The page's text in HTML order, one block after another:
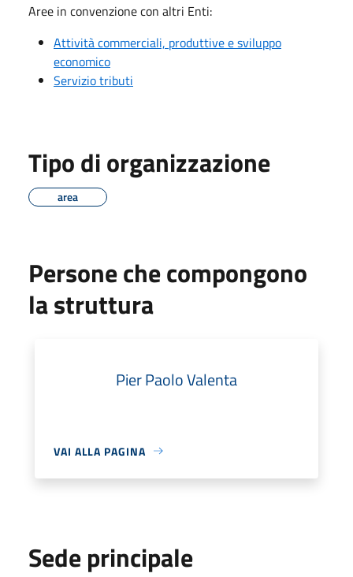
Aree in convenzione con altri Enti:
Attività commerciali, produttive e sviluppo
economico
Servizio tributi
Tipo di organizzazione
area
Persone che compongono
la struttura
Pier Paolo Valenta
VAI ALLA PAGINA
Sede principale